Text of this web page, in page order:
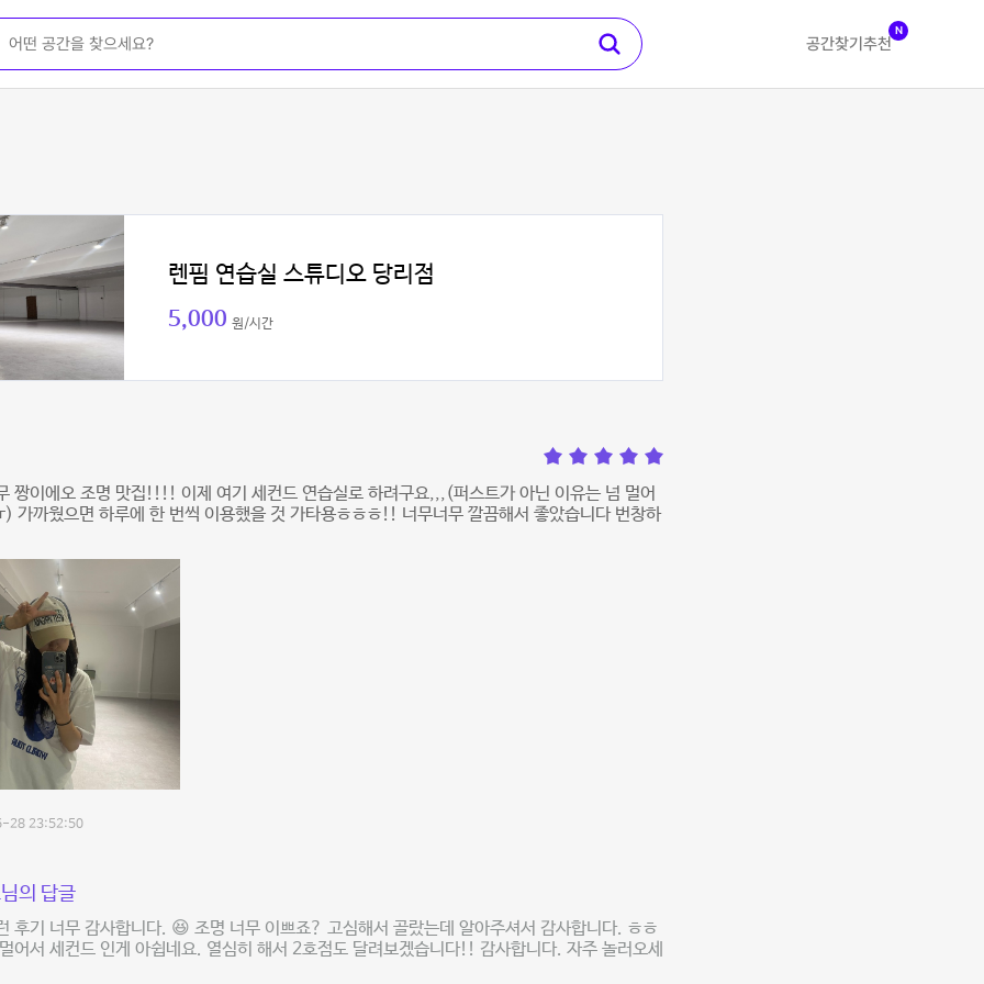
공간찾기 추천
N
렌핌 연습실 스튜디오 당리점
5,000 원/시간
짱이에오 조명 맛집!!!! 이제 여기 세컨드 연습실로 하려구요,,,(퍼스트가 아닌 이유는 넘 멀어
가까웠으면 하루에 한 번씩 이용했을 것 가타용ㅎㅎㅎ!! 너무너무 깔끔해서 좋았습니다 번창하
28 23:52:50
의 답글
후기 너무 감사합니다. 😆 조명 너무 이쁘죠? 고심해서 골랐는데 알아주셔서 감사합니다. ㅎㅎ
어서 세컨드 인게 아쉽네요. 열심히 해서 2호점도 달려보겠습니다!! 감사합니다. 자주 놀러오세